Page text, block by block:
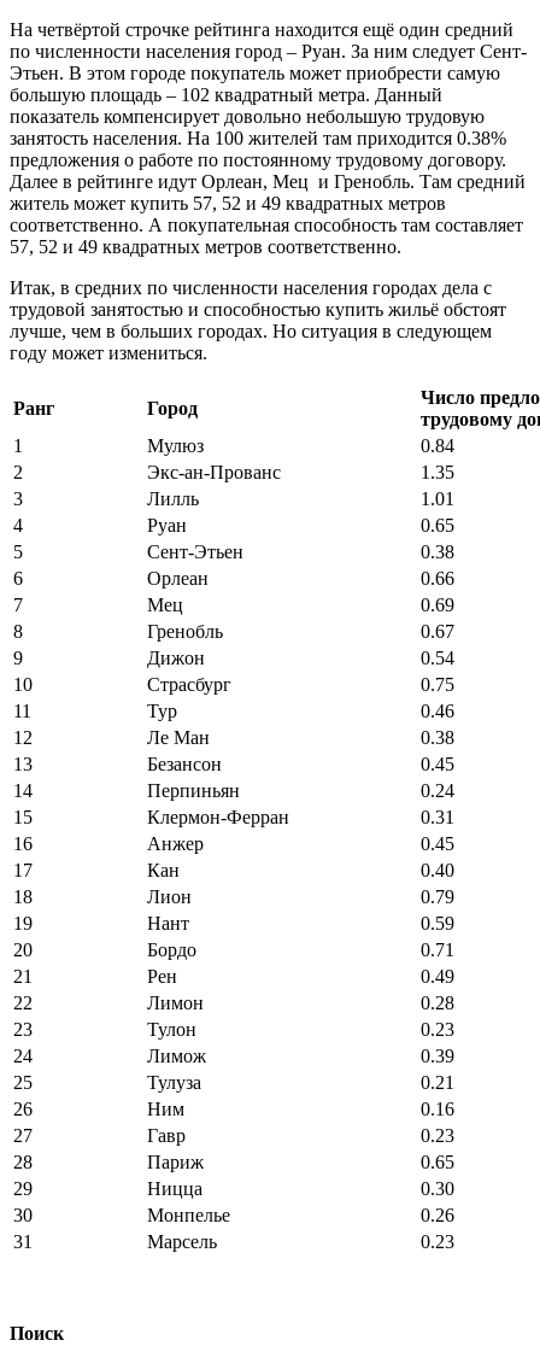
На четвёртой строчке рейтинга находится ещё один средний
по численности населения город – Руан. За ним следует Сент-
Этьен. В этом городе покупатель может приобрести самую
большую площадь – 102 квадратный метра. Данный
показатель компенсирует довольно небольшую трудовую
занятость населения. На 100 жителей там приходится 0.38%
предложения о работе по постоянному трудовому договору.
Далее в рейтинге идут Орлеан, Мец и Гренобль. Там средний
житель может купить 57, 52 и 49 квадратных метров
соответственно. А покупательная способность там составляет
57, 52 и 49 квадратных метров соответственно.
Итак, в средних по численности населения городах дела с
трудовой занятостью и способностью купить жильё обстоят
лучше, чем в больших городах. Но ситуация в следующем
году может измениться.
Ранг Город
Число
трудовому
1
Мулюз
0.84
2
Экс-ан-Прованс
1.35
3
Лилль
1.01
4
Руан
0.65
5
Сент-Этьен
0.38
6
Орлеан
0.66
7
Мец
0.69
8
Гренобль
0.67
9
Дижон
0.54
10
Страсбург
0.75
11
Тур
0.46
12
Ле Ман
0.38
13
Безансон
0.45
14
Перпиньян
0.24
15
Клермон-Ферран
0.31
16
Анжер
0.45
17
Кан
0.40
18
Лион
0.79
19
Нант
0.59
20
Бордо
0.71
21
Рен
0.49
22
Лимон
0.28
23
Тулон
0.23
24
Лимож
0.39
25
Тулуза
0.21
26
Ним
0.16
27
Гавр
0.23
28
Париж
0.65
29
Ницца
0.30
30
Монпелье
0.26
31
Марсель 0.23
Поиск